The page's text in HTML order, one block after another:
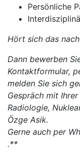
Persönliche
Hört sich das
Dann bewerben
Kontaktformular,
melden Sie sich
Gespräch mit
Radiologie,
Özge Asik.
Gerne auch per
.**